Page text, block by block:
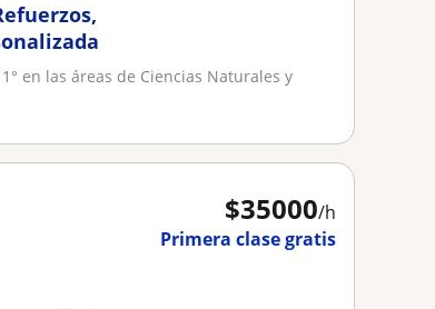
en las áreas de Ciencias Naturales y
$35000/h
Primera clase gratis